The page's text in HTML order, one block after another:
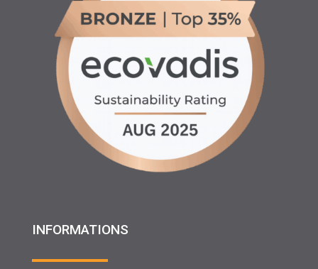
INFORMATIONS
♦ Partenariats
♦ Recrutement